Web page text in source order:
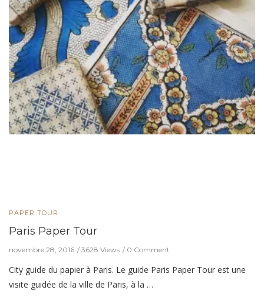
PAPER TOUR
Paris Paper Tour
novembre 28, 2016 3628 Views 0 Comment
City guide du papier à Paris. Le guide Paris Paper Tour est une
visite guidée de la ville de Paris, à la …